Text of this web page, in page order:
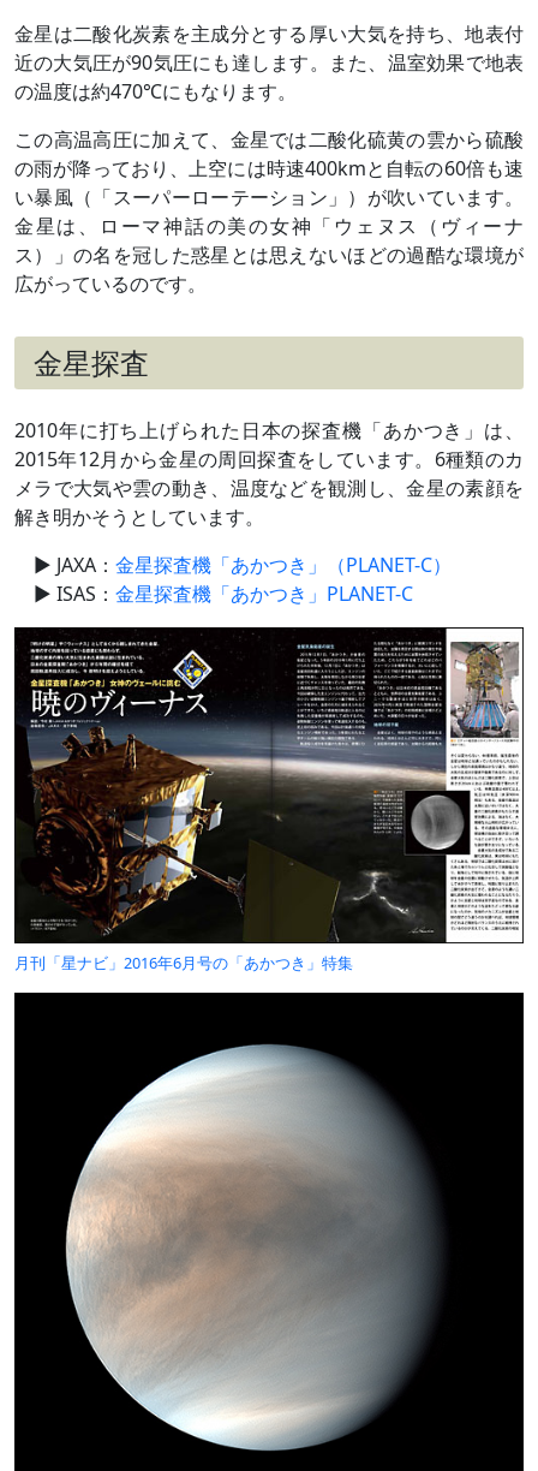
金星は二酸化炭素を主成分とする厚い大気を持ち、地表付
近の大気圧が90気圧にも達します。また、温室効果で地表
の温度は約470℃にもなります。
この高温高圧に加えて、金星では二酸化硫黄の雲から硫酸
の雨が降っており、上空には時速400kmと自転の60倍も速
い暴風（「スーパーローテーション」）が吹いています。
金星は、ローマ神話の美の女神「ウェヌス（ヴィーナ
ス）」の名を冠した惑星とは思えないほどの過酷な環境が
広がっているのです。
金星探査
2010年に打ち上げられた日本の探査機「あかつき」は、
2015年12月から金星の周回探査をしています。6種類のカ
メラで大気や雲の動き、温度などを観測し、金星の素顔を
解き明かそうとしています。
JAXA： 金星探査機「あかつき」（PLANET-C）
ISAS： 金星探査機「あかつき」PLANET-C
月刊「星ナビ」2016年6月号の「あかつき」特集